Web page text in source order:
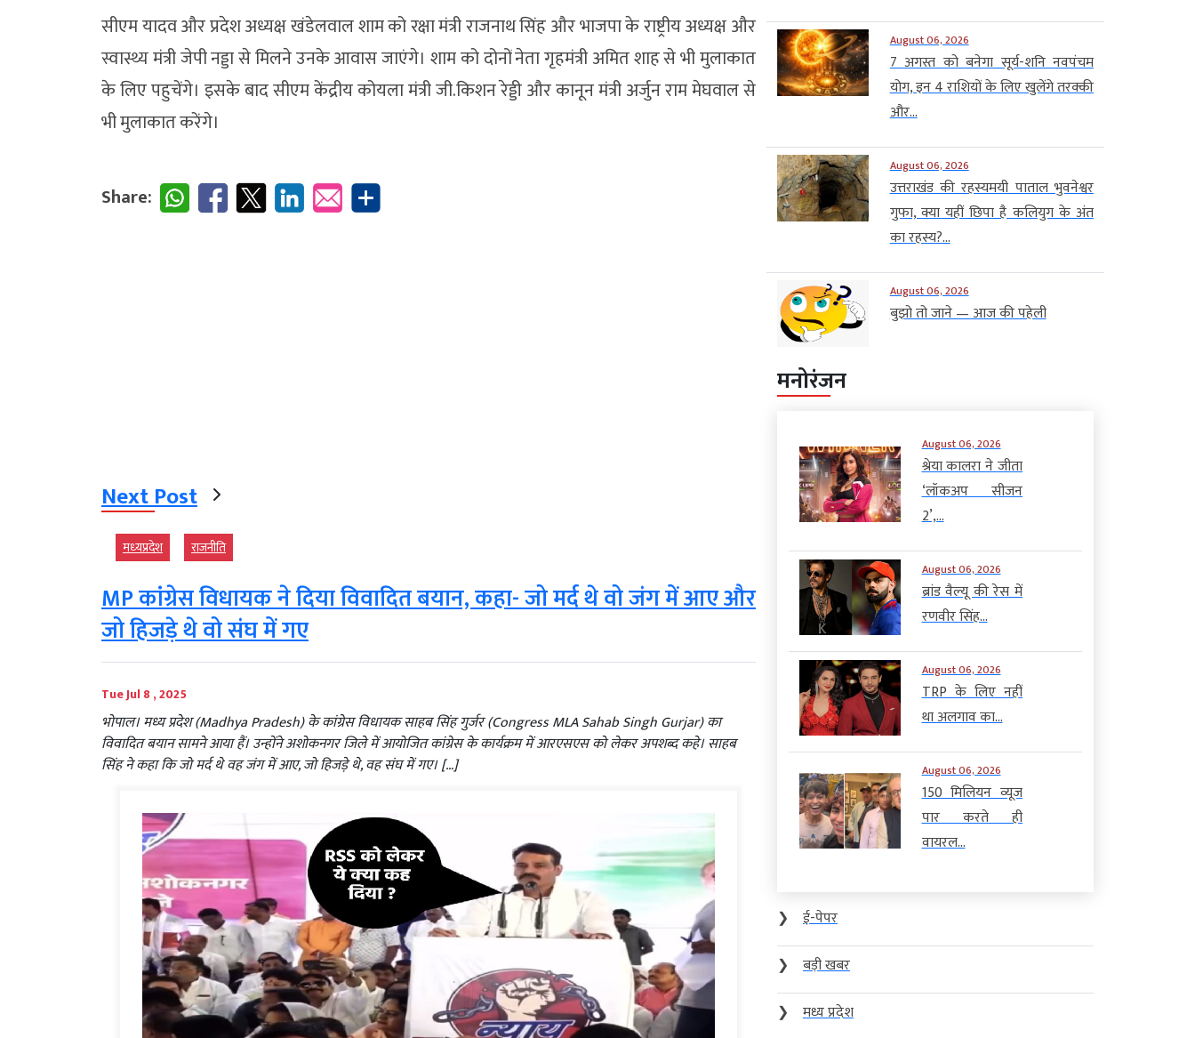
सीएम यादव और प्रदेश अध्यक्ष खंडेलवाल शाम को रक्षा मंत्री राजनाथ सिंह और भाजपा के राष्ट्रीय अध्यक्ष और
स्वास्थ्य मंत्री जेपी नड्डा से मिलने उनके आवास जाएंगे। शाम को दोनों नेता गृहमंत्री अमित शाह से भी मुलाकात
के लिए पहुचेंगे। इसके बाद सीएम केंद्रीय कोयला मंत्री जी.किशन रेड्डी और कानून मंत्री अर्जुन राम मेघवाल से
भी मुलाकात करेंगे।
Share:
Next Post
मध्‍यप्रदेश राजनीति
MP कांग्रेस विधायक ने दिया विवादित बयान, कहा- जो मर्द थे वो जंग में आए और
जो हिजड़े थे वो संघ में गए
Tue Jul 8 , 2025
भोपाल। मध्य प्रदेश (Madhya Pradesh) के कांग्रेस विधायक साहब सिंह गुर्जर (Congress MLA Sahab Singh Gurjar) का
विवादित बयान सामने आया हैं। उन्होंने अशोकनगर जिले में आयोजित कांग्रेस के कार्यक्रम में आरएसएस को लेकर अपशब्द कहे। साहब
सिंह ने कहा कि जो मर्द थे वह जंग में आए, जो हिजड़े थे, वह संघ में गए। […]
August 06, 2026
7 अगस्त को बनेगा सूर्य-शनि नवपंचम
योग, इन 4 राशियों के लिए खुलेंगे तरक्की
और...
August 06, 2026
उत्तराखंड की रहस्यमयी पाताल भुवनेश्वर
गुफा, क्या यहीं छिपा है कलियुग के अंत
का रहस्य?...
August 06, 2026
बुझो तो जाने — आज की पहेली
मनोरंजन
August 06, 2026
श्रेया कालरा ने जीता
‘लॉकअप सीजन
2’,...
August 06, 2026
ब्रांड वैल्यू की रेस में
रणवीर सिंह...
August 06, 2026
TRP के लिए नहीं
था अलगाव का...
August 06, 2026
150 मिलियन व्यूज
पार करते ही
वायरल...
❯
ई-पेपर
❯
बड़ी खबर
❯
मध्य प्रदेश